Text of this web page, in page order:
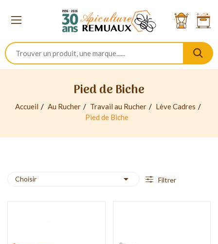
Pied de Biche
Accueil Au Rucher Travail au Rucher
Lève Cadres
Pied de Biche
Choisir  Filtrer